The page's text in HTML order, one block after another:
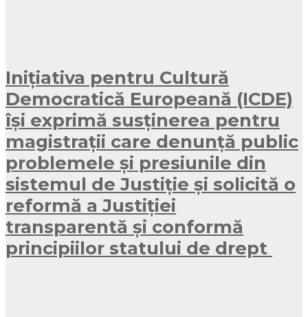
Inițiativa pentru Cultură
Democratică Europeană (ICDE)
își exprimă susținerea pentru
magistrații care denunță public
problemele și presiunile din
sistemul de Justiție și solicită o
reformă a Justiției
transparentă și conformă
principiilor statului de drept